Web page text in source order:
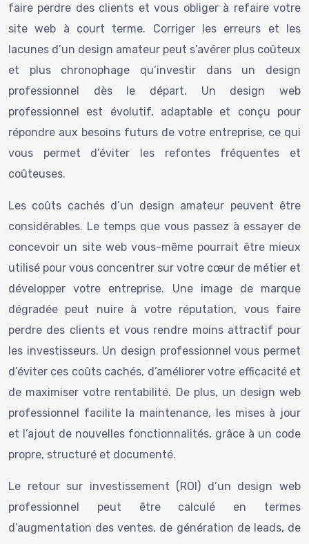
faire perdre des clients et vous obliger à refaire votre
site web à court terme. Corriger les erreurs et les
lacunes d’un design amateur peut s’avérer plus coûteux
et plus chronophage qu’investir dans un design
professionnel dès le départ. Un design web
professionnel est évolutif, adaptable et conçu pour
répondre aux besoins futurs de votre entreprise, ce qui
vous permet d’éviter les refontes fréquentes et
coûteuses.
Les coûts cachés d’un design amateur peuvent être
considérables. Le temps que vous passez à essayer de
concevoir un site web vous-même pourrait être mieux
utilisé pour vous concentrer sur votre cœur de métier et
développer votre entreprise. Une image de marque
dégradée peut nuire à votre réputation, vous faire
perdre des clients et vous rendre moins attractif pour
les investisseurs. Un design professionnel vous permet
d’éviter ces coûts cachés, d’améliorer votre efficacité et
de maximiser votre rentabilité. De plus, un design web
professionnel facilite la maintenance, les mises à jour
et l’ajout de nouvelles fonctionnalités, grâce à un code
propre, structuré et documenté.
Le retour sur investissement (ROI) d’un design web
professionnel peut être calculé en termes
d’augmentation des ventes, de génération de leads, de